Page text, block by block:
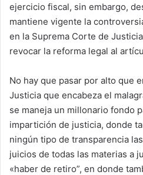
ejercicio fiscal, sin embargo,
mantiene vigente la
en la Suprema Corte de
revocar la reforma legal al
No hay que pasar por alto que
Justicia que encabeza el
se maneja un millonario fondo
impartición de justicia, donde
ningún tipo de transparencia
juicios de todas las materias a
«haber de retiro”, en donde